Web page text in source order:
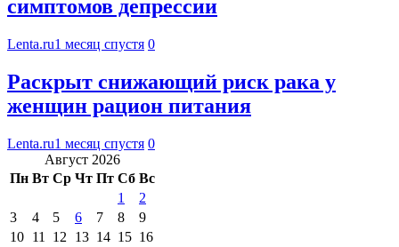
симптомов депрессии
Lenta.ru1 месяц спустя 0
Раскрыт снижающий риск рака у
женщин рацион питания
Lenta.ru1 месяц спустя 0
Август 2026
Пн Вт Ср Чт Пт Сб Вс
1
2
3
4 5 6 7 8
9
10 11 12 13 14 15 16